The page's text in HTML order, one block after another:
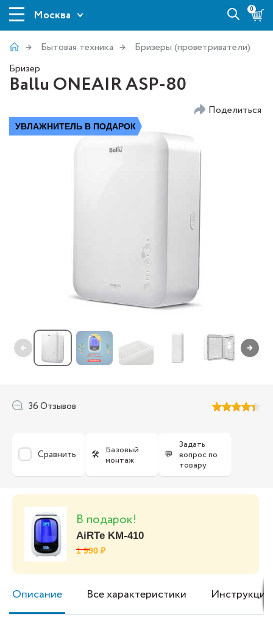
Москва 0
Бытовая техника
Бризеры (проветриватели)
Бризер
Ballu ONEAIR ASP-80
Поделиться
УВЛАЖНИТЕЛЬ В ПОДАРОК
← →
36 Отзывов
Сравнить 🛠 Базовый
монтаж
💬
Задать
вопрос по
товару
В подарок!
AiRTe KM-410
1 990 ₽
Описание Все характеристики Инструкция